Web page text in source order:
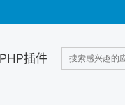
PHP插件